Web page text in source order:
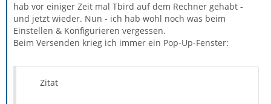
hab vor einiger Zeit mal Tbird auf dem Rechner gehabt -
und jetzt wieder. Nun - ich hab wohl noch was beim
Einstellen & Konfigurieren vergessen.
Beim Versenden krieg ich immer ein Pop-Up-Fenster:
Zitat